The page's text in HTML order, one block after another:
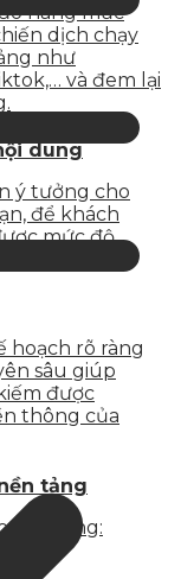
nâng mức
dịch chạy
như
và đem lại
dung
ý tưởng cho
để khách
mức độ
hoạch rõ ràng
sâu giúp
được
thông của
tảng
nền tảng: